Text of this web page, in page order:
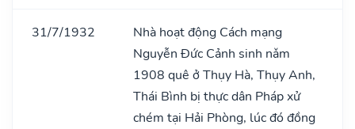
31/7/1932
Nhà hoạt động Cách mạng
Nguyễn Đức Cảnh sinh nǎm
1908 quê ở Thụy Hà, Thụy Anh,
Thái Bình bị thực dân Pháp xử
chém tại Hải Phòng, lúc đó đồng